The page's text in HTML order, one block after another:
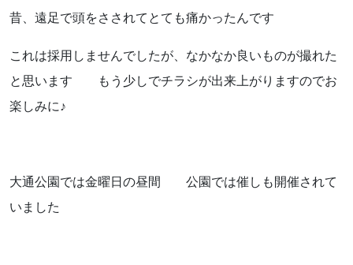
昔、遠足で頭をさされてとても痛かったんです
これは採用しませんでしたが、なかなか良いものが撮れた
と思います もう少しでチラシが出来上がりますのでお
楽しみに♪
大通公園では金曜日の昼間 公園では催しも開催されて
いました